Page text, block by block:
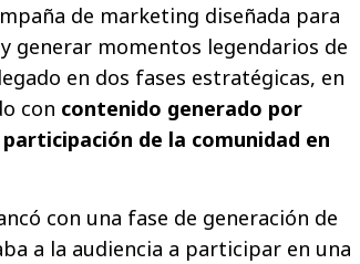
de marketing diseñada para
generar momentos legendarios de
en dos fases estratégicas, en
con contenido generado por
participación de la comunidad en
con una fase de generación de
a la audiencia a participar en una